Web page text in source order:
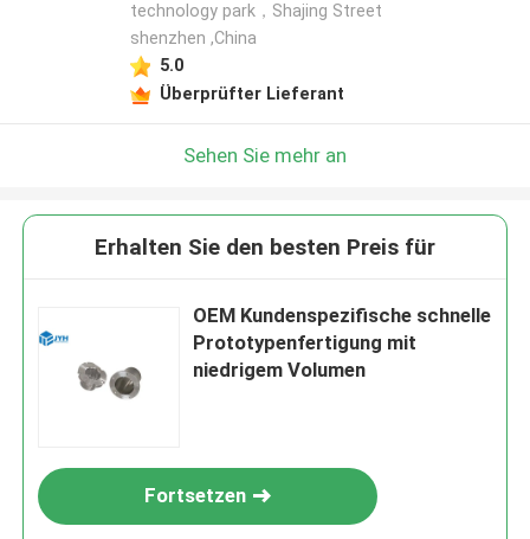
technology park，Shajing Street
shenzhen ,China
5.0
Überprüfter Lieferant
Sehen Sie mehr an
Erhalten Sie den besten Preis für
OEM Kundenspezifische schnelle
Prototypenfertigung mit
niedrigem Volumen
Fortsetzen